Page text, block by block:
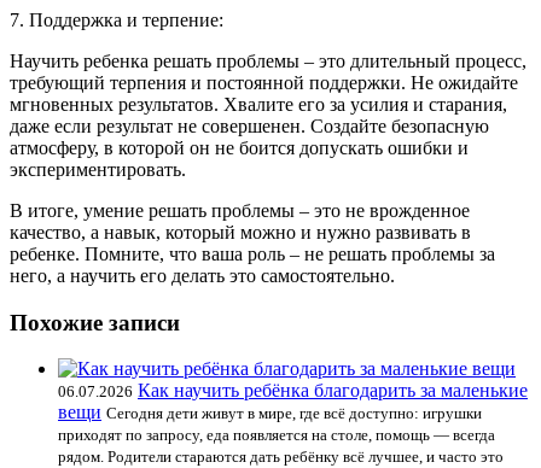
7. Поддержка и терпение:
Научить ребенка решать проблемы – это длительный процесс,
требующий терпения и постоянной поддержки. Не ожидайте
мгновенных результатов. Хвалите его за усилия и старания,
даже если результат не совершенен. Создайте безопасную
атмосферу, в которой он не боится допускать ошибки и
экспериментировать.
В итоге, умение решать проблемы – это не врожденное
качество, а навык, который можно и нужно развивать в
ребенке. Помните, что ваша роль – не решать проблемы за
него, а научить его делать это самостоятельно.
Похожие записи
06.07.2026 Как научить ребёнка благодарить за маленькие
вещи Сегодня дети живут в мире, где всё доступно: игрушки
приходят по запросу, еда появляется на столе, помощь — всегда
рядом. Родители стараются дать ребёнку всё лучшее, и часто это